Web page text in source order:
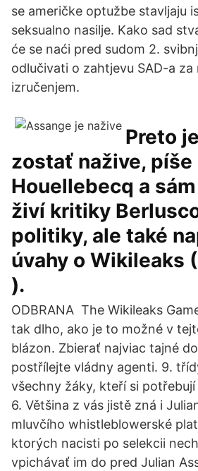
se američke optužbe stavljaju
seksualno nasilje. Kako sad
će se naći pred sudom 2.
odlučivati o zahtjevu SAD-a za
izručenjem.
Preto
zostať nažive, píše
Houellebecq a
živí kritiky
politiky, ale také
úvahy o Wikileaks
).
ODBRANA The Wikileaks
tak dlho, ako je to možné v
blázon. Zbierať najviac tajné
postřílejte vládny agenti. 9.
všechny žáky, kteří si
6. Většina z vás jistě zná i
mluvčího whistleblowerské
ktorých nacisti po selekcii
vpichávať im do pred Julian